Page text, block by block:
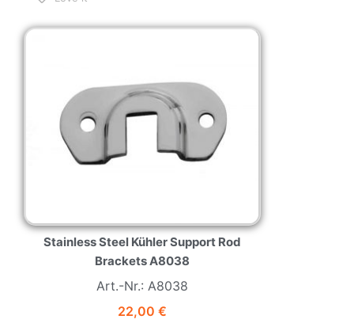
Stainless Steel Kühler Support Rod
Brackets A8038
Art.-Nr.: A8038
22,00 €